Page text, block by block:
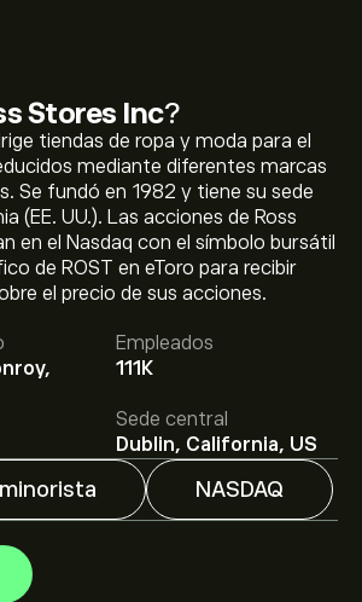
Stores Inc?
tiendas de ropa y moda para el
mediante diferentes marcas
Se fundó en 1982 y tiene su sede
(EE. UU.). Las acciones de Ross
en el Nasdaq con el símbolo bursátil
de ROST en eToro para recibir
el precio de sus acciones.
Empleados
111K
Sede central
Dublin, California, US
NASDAQ
las acciones de ROST es de
para las acciones de Ross
Regístrateen eToro para
objetivo y las previsiones de los
los analistas para las acciones de
basan en las tendencias del
financieros y el crecimiento
previsiones más recientes para